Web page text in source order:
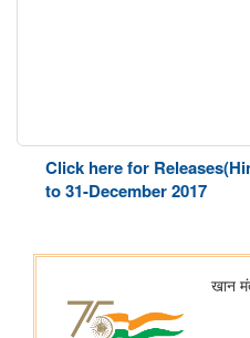
Click here for
to 31-December 2017